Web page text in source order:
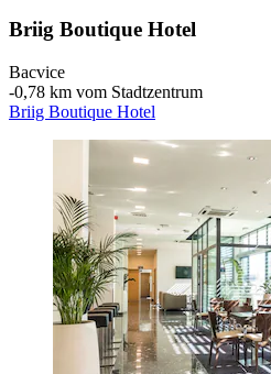
Briig Boutique Hotel
Bacvice
‐0,78 km vom Stadtzentrum
Briig Boutique Hotel